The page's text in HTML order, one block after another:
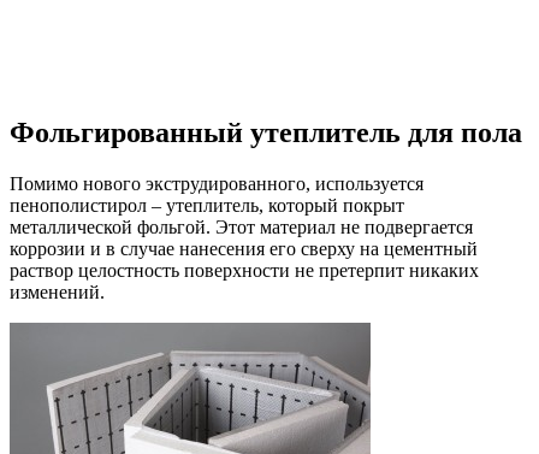
Фольгированный утеплитель для пола
Помимо нового экструдированного, используется
пенополистирол – утеплитель, который покрыт
металлической фольгой. Этот материал не подвергается
коррозии и в случае нанесения его сверху на цементный
раствор целостность поверхности не претерпит никаких
изменений.